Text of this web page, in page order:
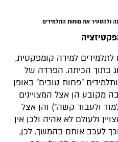
ולהסעיר את מוחות התלמידים
למידה קומפקטית,
בתוך הכיתה. הפרדה של
"פחות טובים" באופן
מקובע הן אצל המצויינים
ולעבוד קשה") והן אצל
ולעולם לא אהיה ולכן אין
לעכב אותם בהמשך. לכן,